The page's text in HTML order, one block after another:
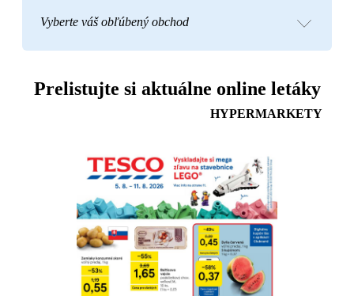
Vyberte váš obľúbený obchod
Prelistujte si aktuálne online letáky
HYPERMARKETY